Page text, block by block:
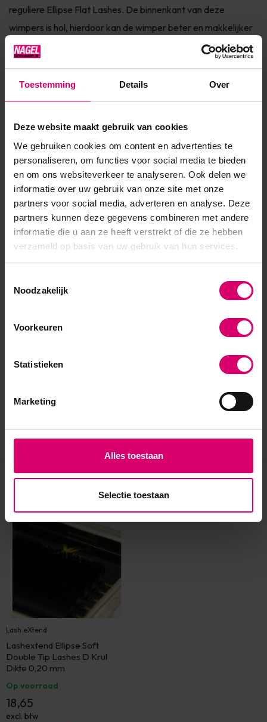
Toestemming Details Over
Deze website maakt gebruik van cookies
We gebruiken cookies om content en advertenties te
personaliseren, om functies voor social media te bieden
en om ons websiteverkeer te analyseren. Ook delen we
informatie over uw gebruik van onze site met onze
partners voor social media, adverteren en analyse. Deze
partners kunnen deze gegevens combineren met andere
informatie die u aan ze heeft verstrekt of die ze hebben
verzameld op basis van uw gebruik van hun services.
Noodzakelijk
Voorkeuren
Statistieken
Marketing
Alles toestaan
Selectie toestaan
reguliere Ellipse Flat Lashes. De binnenkant van deze
wimpers is hol, hierdoor kan de wimper beter en makkelijker
bevestigd worden op de natuurlijke wimperhaar. De punten
extra volume gecreëerd worden zonder meer gewicht toe te
voe...
Toon meer
Product specificaties
Artikelnummer 37138
SKU 541467
Lash eXtend
Lashextend Ellipse Soft
Double Tip Lashes D Krul
Dikte 0,20 mm
Op voorraad
18,65
excl. btw